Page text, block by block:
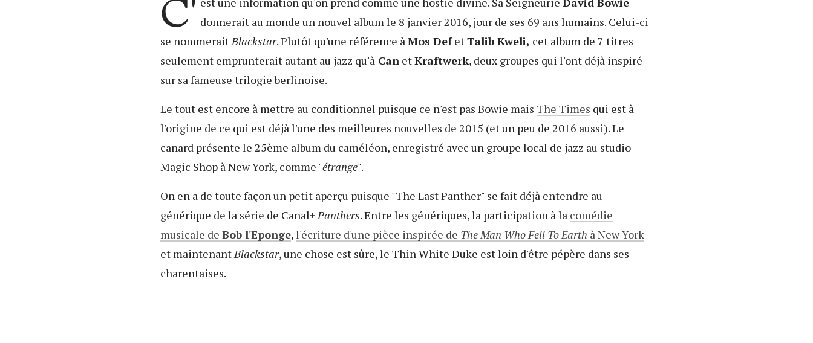
C' donnerait au monde un nouvel album le 8 janvier 2016, jour de ses 69 ans humains. Celui-ci
se nommeraitBlackstar. Plutôt qu'une référence àMos DefetTalib Kweli, cet album de 7 titres
seulement emprunterait autant au jazz qu'àCanetKraftwerk, deux groupes qui l'ont déjà inspiré
sur sa fameuse trilogie berlinoise.
Le tout est encore à mettre au conditionnel puisque ce n'est pas Bowie mais The Times qui est à
l'origine de ce qui est déjà l'une des meilleures nouvelles de 2015 (et un peu de 2016 aussi). Le
canard présente le 25ème album du caméléon, enregistré avec un groupe local de jazz au studio
Magic Shop à New York, comme "étrange".
On en a de toute façon un petit aperçu puisque "The Last Panther" se fait déjà entendre au
générique de la série de Canal+Panthers. Entre les génériques, la participation à la comédie
musicale de Bob l'Eponge,l'écriture d'une pièce inspirée de The Man Who Fell To Earth à New York
et maintenantBlackstar, une chose est sûre, le Thin White Duke est loin d'être pépère dans ses
charentaises.